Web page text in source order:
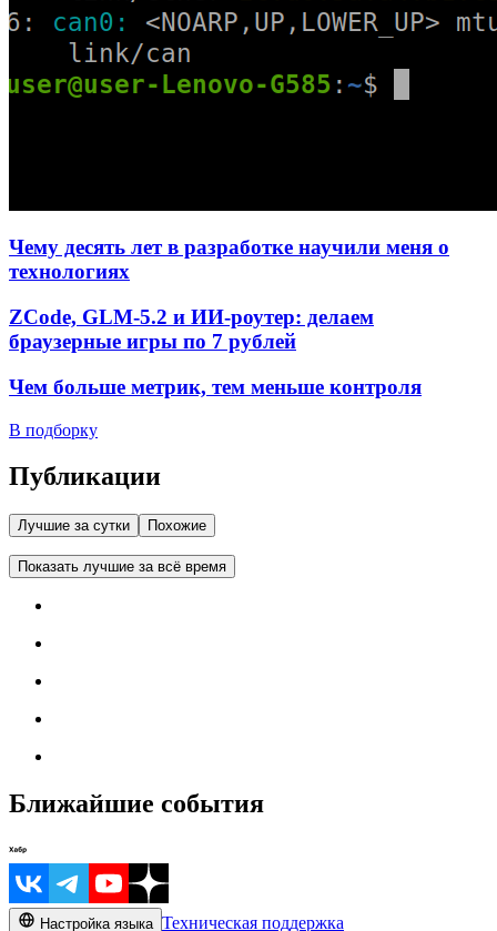
Чему десять лет в разработке научили меня о
технологиях
ZCode, GLM-5.2 и ИИ-роутер: делаем
браузерные игры по 7 рублей
Чем больше метрик, тем меньше контроля
В подборку
Публикации
Лучшие за сутки Похожие
Показать лучшие за всё время
Ближайшие события
Настройка языка Техническая поддержка